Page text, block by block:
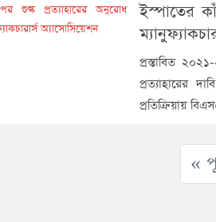
ইস্পাতের
প্রস্তাবিত
প্রত্যাহারের
প্রতিক্রিয়ায়
«